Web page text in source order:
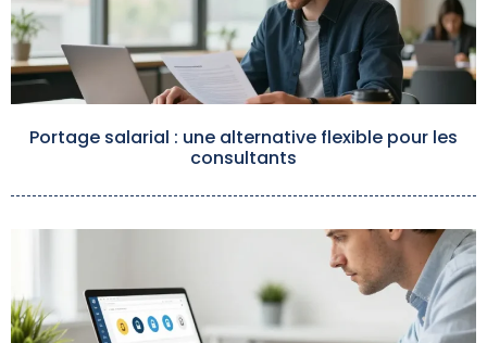
Portage salarial : une alternative flexible pour les
consultants